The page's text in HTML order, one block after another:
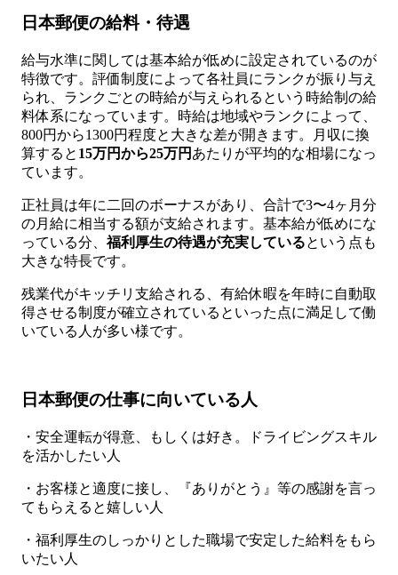
日本郵便の給料・待遇
給与水準に関しては基本給が低めに設定されているのが
特徴です。評価制度によって各社員にランクが振り与え
られ、ランクごとの時給が与えられるという時給制の給
料体系になっています。時給は地域やランクによって、
800円から1300円程度と大きな差が開きます。月収に換
算すると 15万円から25万円 あたりが平均的な相場になっ
ています。
正社員は年に二回のボーナスがあり、合計で3〜4ヶ月分
の月給に相当する額が支給されます。基本給が低めにな
っている分、福利厚生の待遇が充実しているという点も
大きな特長です。
残業代がキッチリ支給される、有給休暇を年時に自動取
得させる制度が確立されているといった点に満足して働
いている人が多い様です。
日本郵便の仕事に向いている人
・安全運転が得意、もしくは好き。ドライビングスキル
を活かしたい人
・お客様と適度に接し、『ありがとう』等の感謝を言っ
てもらえると嬉しい人
・福利厚生のしっかりとした職場で安定した給料をもら
いたい人